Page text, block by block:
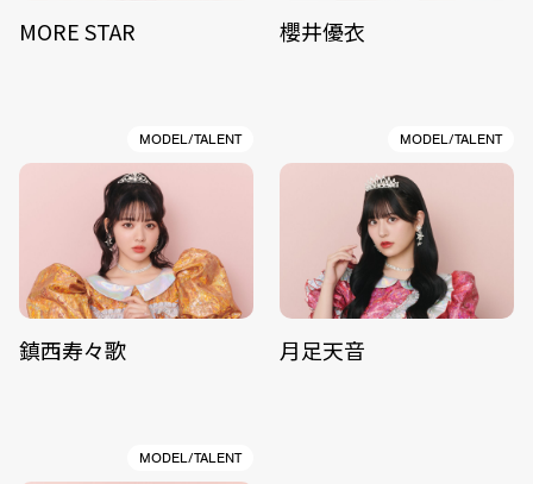
MORE STAR 櫻井優衣
MODEL/TALENT
鎮西寿々歌
MODEL/TALENT
月足天音
MODEL/TALENT